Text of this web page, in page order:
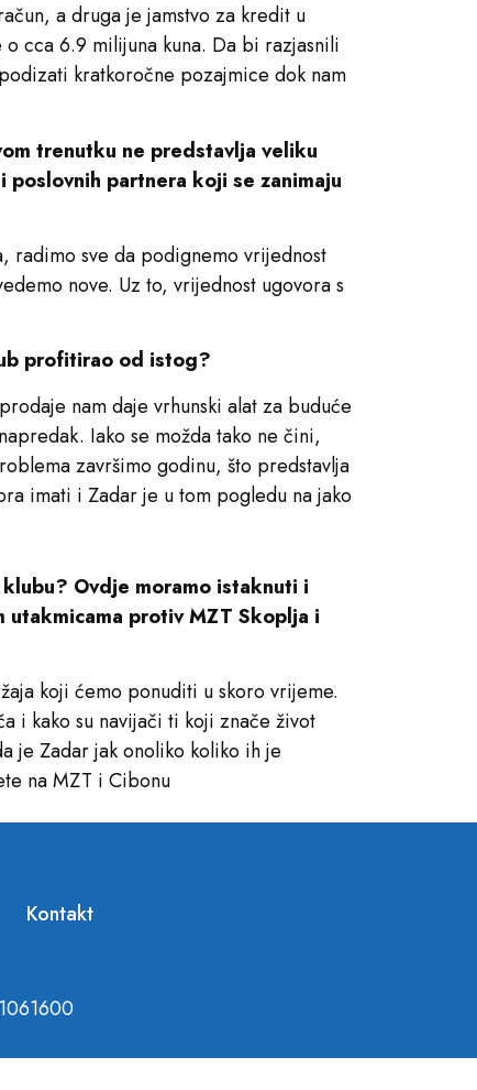
a druga je jamstvo za kredit u
cca 6.9 milijuna kuna. Da bi razjasnili
kratkoročne pozajmice dok nam
trenutku ne predstavlja veliku
partnera koji se zanimaju
radimo sve da podignemo vrijednost
nove. Uz to, vrijednost ugovora s
profitirao od istog?
nam daje vrhunski alat za buduće
Iako se možda tako ne čini,
završimo godinu, što predstavlja
imati i Zadar je u tom pogledu na jako
Ovdje moramo istaknuti i
protiv MZT Skoplja i
koji ćemo ponuditi u skoro vrijeme.
i kako su navijači ti koji znače život
je Zadar jak onoliko koliko ih je
na MZT i Cibonu
Kontakt